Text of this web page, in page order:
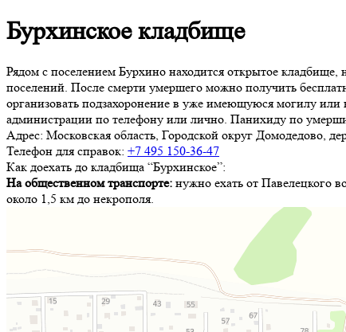
Бурхинское кладбище
Рядом с поселением Бурхино находится открытое
поселений. После смерти умершего можно получить
организовать подзахоронение в уже имеющуюся могилу
администрации по телефону или лично. Панихиду по
Адрес: Московская область, Городской округ Домодедово,
Телефон для справок: +7 495 150-36-47
Как доехать до кладбища “Бурхинское”:
На общественном транспорте: нужно ехать от Павелецкого
около 1,5 км до некрополя.